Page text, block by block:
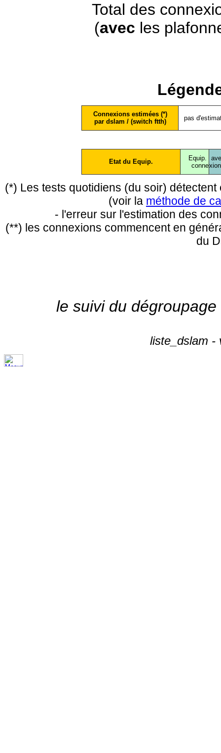
Total des
(avec les
Connexions estimées (*)
par dslam / (switch ftth)
pas
Etat du Equip.
Equip.
conne
(*) Les tests quotidiens (du soir)
(voir la méthode de
- l'erreur sur l'estimation des
(**) les connexions commencent en
du
le suivi du
liste_dslam -